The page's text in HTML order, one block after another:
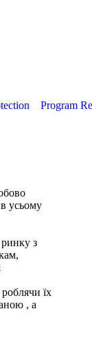
Program
усьому
з
їх
, а